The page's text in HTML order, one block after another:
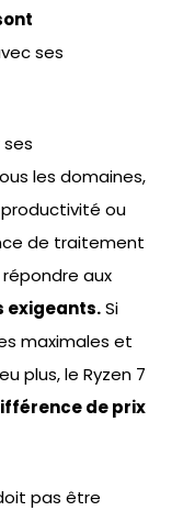
ses
ses
les domaines,
ou
de traitement
aux
exigeants.Si
maximales et
plus, le Ryzen 7
de prix
pas être